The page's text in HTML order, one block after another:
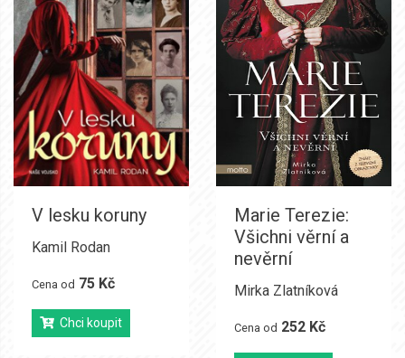
V lesku koruny
Kamil Rodan
Cena od 75 Kč
Chci koupit
Marie Terezie:
Všichni věrní a
nevěrní
Mirka Zlatníková
Cena od 252 Kč